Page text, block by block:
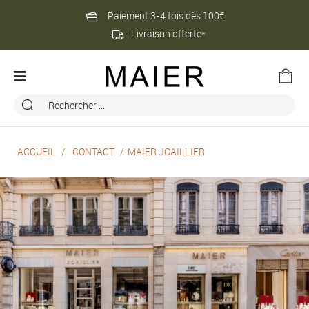
Paiement 3-4 fois dès 100€
Livraison offerte*
ACCUEIL CONTACT MAIER JOAILLIER